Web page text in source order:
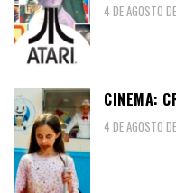
4 DE AGOSTO
CINEMA:
4 DE AGOSTO